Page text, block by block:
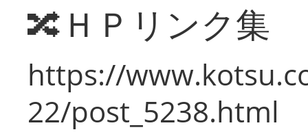
🔀ＨＰリンク集
https://
22/post_5238.html